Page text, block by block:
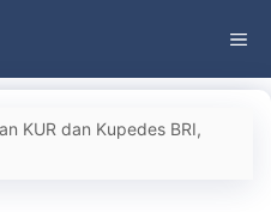
KUR dan Kupedes BRI,